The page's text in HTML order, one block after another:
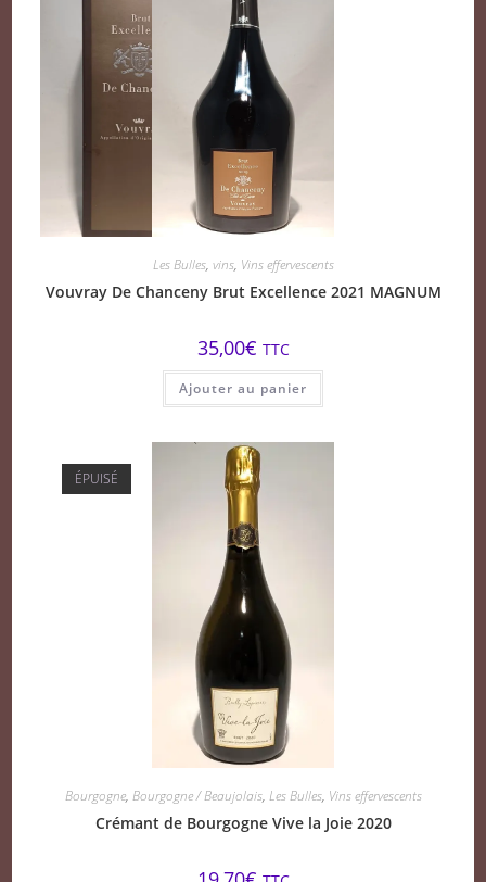
Les Bulles, vins, Vins effervescents
Vouvray De Chanceny Brut Excellence 2021 MAGNUM
35,00€ TTC
Ajouter au panier
ÉPUISÉ
Bourgogne, Bourgogne / Beaujolais, Les Bulles, Vins effervescents
Crémant de Bourgogne Vive la Joie 2020